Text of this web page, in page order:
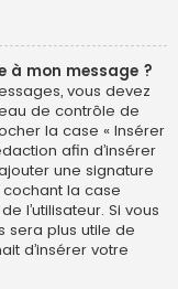
à mon message ?
vous devez
de contrôle de
la case « Insérer
afin d’insérer
une signature
la case
l’utilisateur. Si vous
sera plus utile de
d’insérer votre